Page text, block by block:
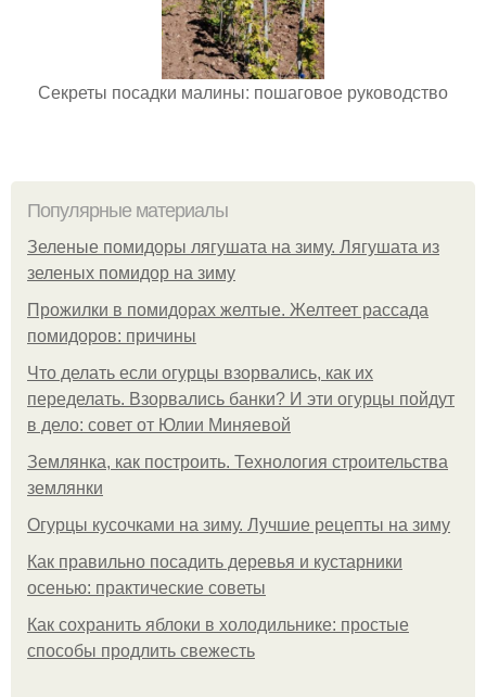
Секреты посадки малины: пошаговое руководство
Популярные материалы
Зеленые помидоры лягушата на зиму. Лягушата из
зеленых помидор на зиму
Прожилки в помидорах желтые. Желтеет рассада
помидоров: причины
Что делать если огурцы взорвались, как их
переделать. Взорвались банки? И эти огурцы пойдут
в дело: совет от Юлии Миняевой
Землянка, как построить. Технология строительства
землянки
Огурцы кусочками на зиму. Лучшие рецепты на зиму
Как правильно посадить деревья и кустарники
осенью: практические советы
Как сохранить яблоки в холодильнике: простые
способы продлить свежесть